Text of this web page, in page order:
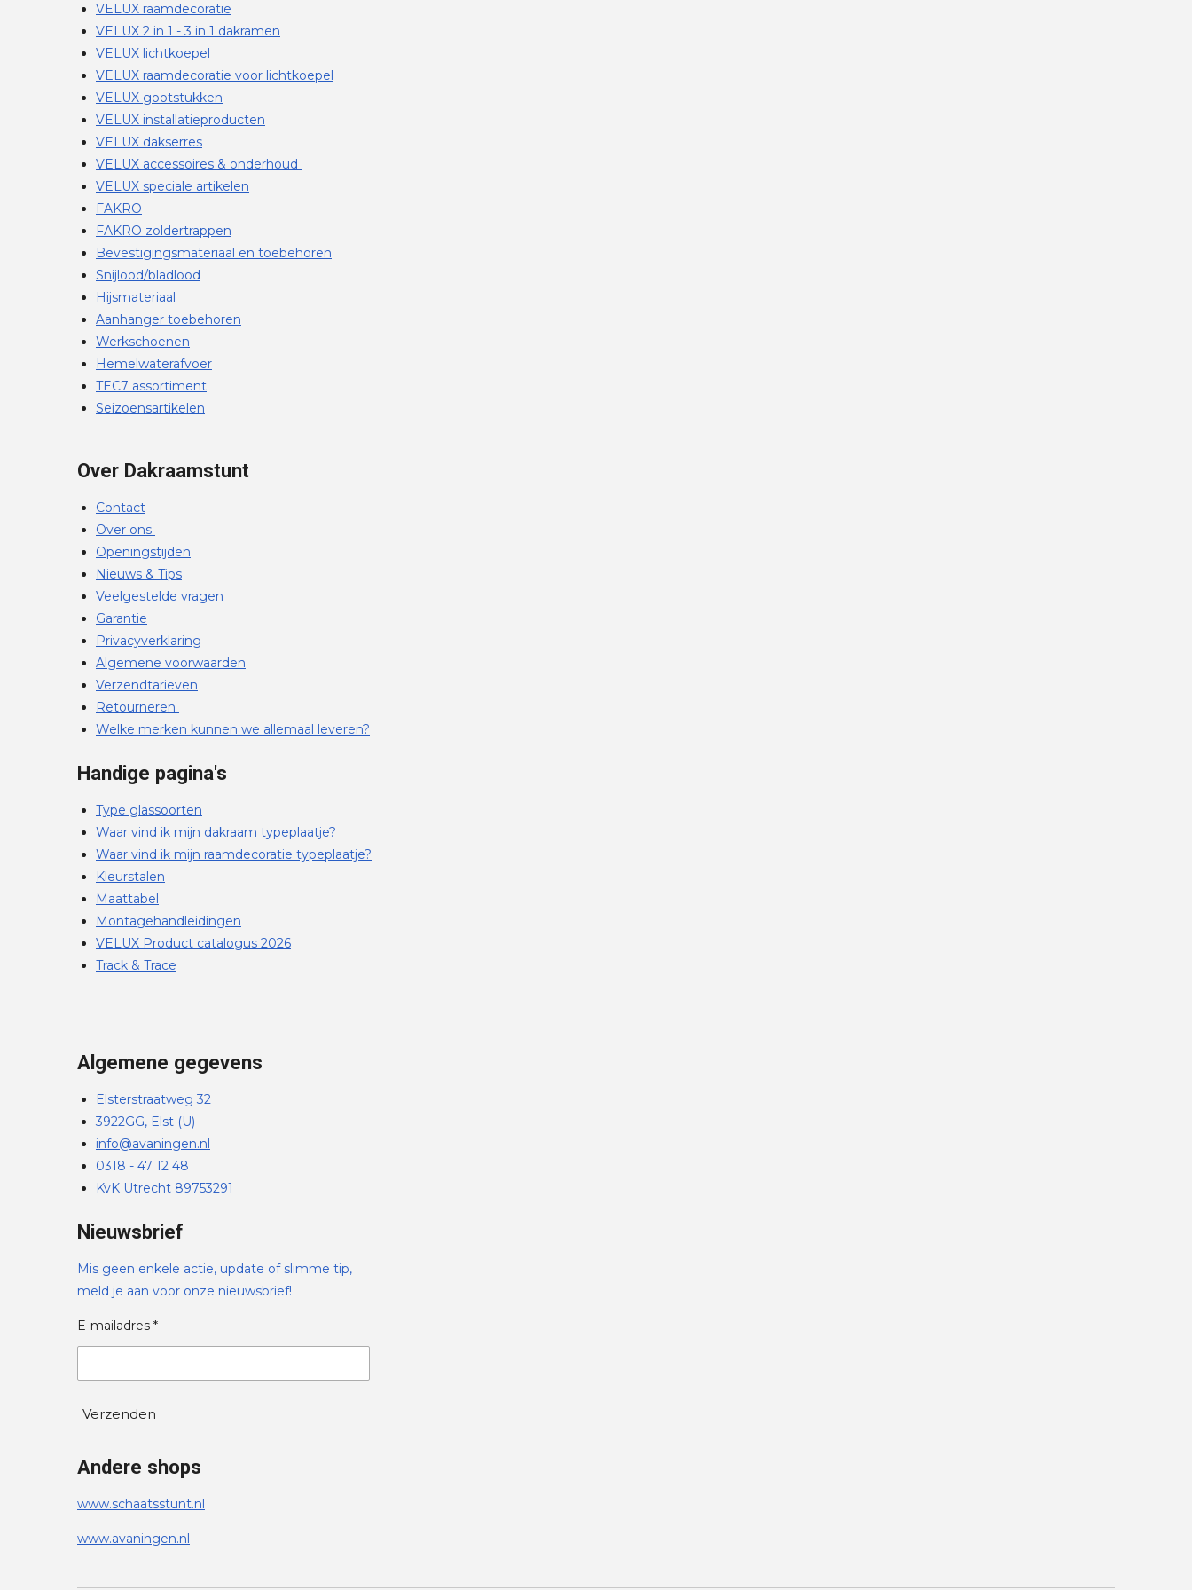
VELUX raamdecoratie
VELUX 2 in 1 - 3 in 1 dakramen
VELUX lichtkoepel
VELUX raamdecoratie voor lichtkoepel
VELUX gootstukken
VELUX installatieproducten
VELUX dakserres
VELUX accessoires & onderhoud
VELUX speciale artikelen
FAKRO
FAKRO zoldertrappen
Bevestigingsmateriaal en toebehoren
Snijlood/bladlood
Hijsmateriaal
Aanhanger toebehoren
Werkschoenen
Hemelwaterafvoer
TEC7 assortiment
Seizoensartikelen
Over Dakraamstunt
Contact
Over ons
Openingstijden
Nieuws & Tips
Veelgestelde vragen
Garantie
Privacyverklaring
Algemene voorwaarden
Verzendtarieven
Retourneren
Welke merken kunnen we allemaal leveren?
Handige pagina's
Type glassoorten
Waar vind ik mijn dakraam typeplaatje?
Waar vind ik mijn raamdecoratie typeplaatje?
Kleurstalen
Maattabel
Montagehandleidingen
VELUX Product catalogus 2026
Track & Trace
Algemene gegevens
Elsterstraatweg 32
3922GG, Elst (U)
info@avaningen.nl
0318 - 47 12 48
KvK Utrecht 89753291
Nieuwsbrief
Mis geen enkele actie, update of slimme tip,
meld je aan voor onze nieuwsbrief!
E-mailadres *
Verzenden
Andere shops
www.schaatsstunt.nl
www.avaningen.nl